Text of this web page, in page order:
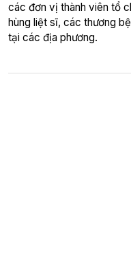
các đơn vị thành viên tổ
hùng liệt sĩ, các thương
tại các địa phương.